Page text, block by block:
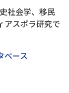
社会学、移民
アスポラ研究で
ベース